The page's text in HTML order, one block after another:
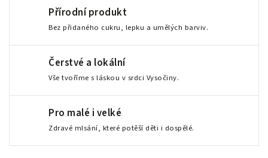
Přírodní produkt
Bez přidaného cukru, lepku a umělých barviv.
Čerstvé a lokální
Vše tvoříme s láskou v srdci Vysočiny.
Pro malé i velké
Zdravé mlsání, které potěší děti i dospělé.